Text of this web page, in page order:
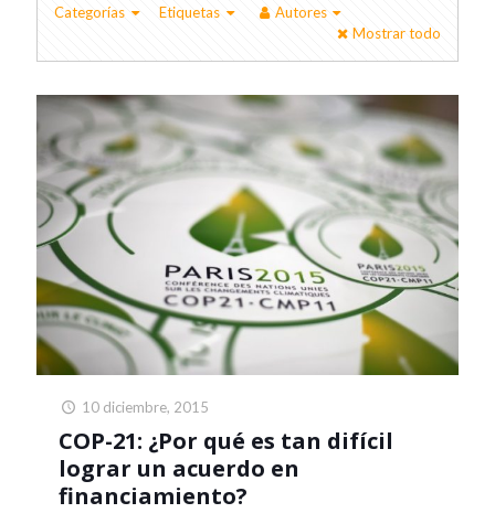
Categorías Etiquetas
Autores
Mostrar todo
10 diciembre, 2015
COP-21: ¿Por qué es tan difícil
lograr un acuerdo en
financiamiento?